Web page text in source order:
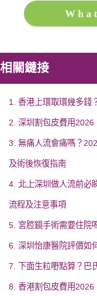
相關鏈接
1. 香港上環取環幾多錢
2. 深圳割包皮費用2026
3. 無痛人流會痛嗎？
及術後恢復指南
4. 北上深圳做人流前必
流程及注意事項
5. 宮腔鏡手術需要住院
6. 深圳怡康醫院評價如
7. 下面生粒嘢點算？巴
8. 香港割包皮費用